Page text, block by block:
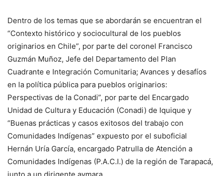
Dentro de los temas que se abordarán se encuentran el
“Contexto histórico y sociocultural de los pueblos
originarios en Chile”, por parte del coronel Francisco
Guzmán Muñoz, Jefe del Departamento del Plan
Cuadrante e Integración Comunitaria; Avances y desafíos
en la política pública para pueblos originarios:
Perspectivas de la Conadi”, por parte del Encargado
Unidad de Cultura y Educación (Conadi) de Iquique y
“Buenas prácticas y casos exitosos del trabajo con
Comunidades Indígenas” expuesto por el suboficial
Hernán Uría García, encargado Patrulla de Atención a
Comunidades Indígenas (P.A.C.I.) de la región de Tarapacá,
junto a un dirigente aymara.